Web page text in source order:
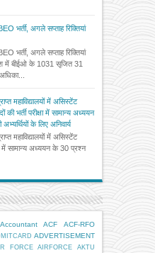
भर्ती, अगले सप्ताह रिक्तियां
भर्ती, अगले सप्ताह रिक्तियां
में बीईओ के 1031 सृजित 31
महाविद्यालयों में असिस्टेंट
भर्ती परीक्षा में सामान्य अध्ययन
के लिए अनिवार्य
महाविद्यालयों में असिस्टेंट
में सामान्य अध्ययन के 30 प्रश्न
Accountant ACF
ACF-RFO
ADVERTISEMENT
FORCE AIRFORCE
AKTU